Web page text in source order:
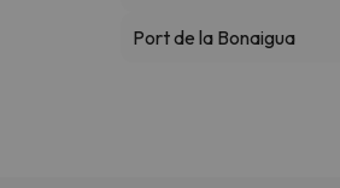
Port de la Bonaigua